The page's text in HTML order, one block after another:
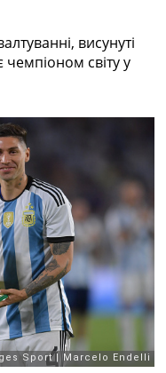
таблиці
висунуті
світу у